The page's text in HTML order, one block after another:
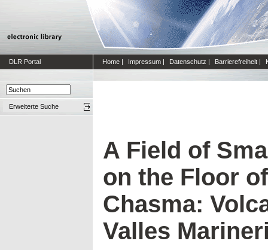
DLR Portal Home | Impressum | Datenschutz | Barrierefreiheit |
Erweiterte Suche
A Field of
on the Floor
Chasma:
Valles